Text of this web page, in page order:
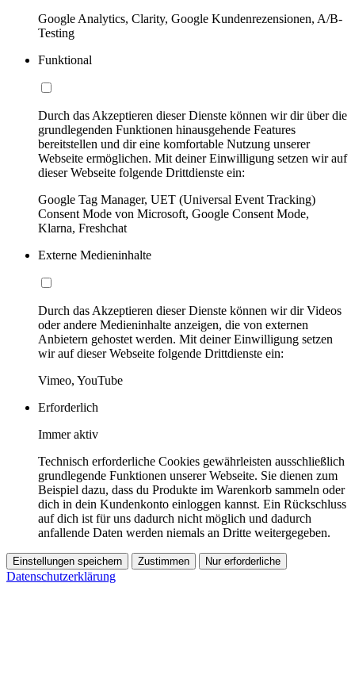
Google Analytics, Clarity, Google Kundenrezensionen, A/B-
Testing
Funktional
Durch das Akzeptieren dieser Dienste können wir dir über die
grundlegenden Funktionen hinausgehende Features
bereitstellen und dir eine komfortable Nutzung unserer
Webseite ermöglichen. Mit deiner Einwilligung setzen wir auf
dieser Webseite folgende Drittdienste ein:
Google Tag Manager, UET (Universal Event Tracking)
Consent Mode von Microsoft, Google Consent Mode,
Klarna, Freshchat
Externe Medieninhalte
Durch das Akzeptieren dieser Dienste können wir dir Videos
oder andere Medieninhalte anzeigen, die von externen
Anbietern gehostet werden. Mit deiner Einwilligung setzen
wir auf dieser Webseite folgende Drittdienste ein:
Vimeo, YouTube
Erforderlich
Immer aktiv
Technisch erforderliche Cookies gewährleisten ausschließlich
grundlegende Funktionen unserer Webseite. Sie dienen zum
Beispiel dazu, dass du Produkte im Warenkorb sammeln oder
dich in dein Kundenkonto einloggen kannst. Ein Rückschluss
auf dich ist für uns dadurch nicht möglich und dadurch
anfallende Daten werden niemals an Dritte weitergegeben.
Einstellungen speichern Zustimmen Nur erforderliche
Datenschutzerklärung